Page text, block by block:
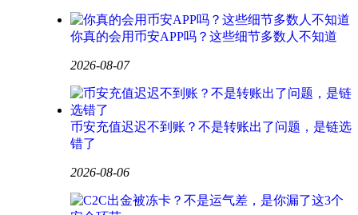
你真的会用币安APP吗？这些细节多数人不知道
2026-08-07
币安充值迟迟不到账？不是转账出了问题，是链选
错了
2026-08-06